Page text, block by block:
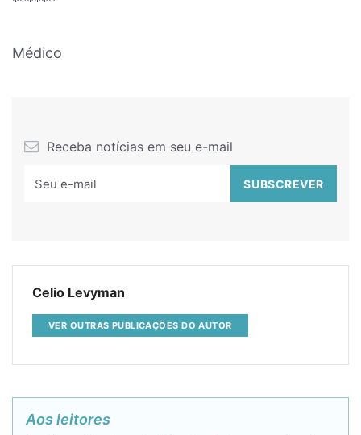
Médico
Receba notícias em seu e-mail
Celio Levyman
VER OUTRAS PUBLICAÇÕES DO AUTOR
Aos leitores